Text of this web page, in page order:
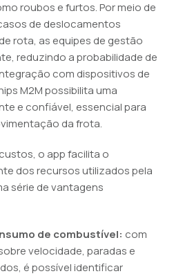
roubos e furtos. Por meio de
de deslocamentos
rota, as equipes de gestão
reduzindo a probabilidade de
com dispositivos de
M2M possibilita uma
e confiável, essencial para
da frota.
o app facilita o
dos recursos utilizados pela
série de vantagens
de combustível: com
velocidade, paradas e
é possível identificar